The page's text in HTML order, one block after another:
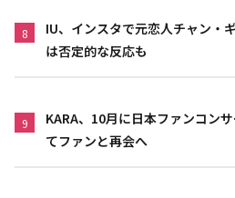
8
IU、インスタで元恋人チャン・
は否定的な反応も
9
KARA、10月に日本ファンコン
てファンと再会へ